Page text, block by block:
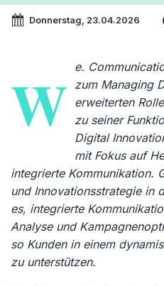
Donnerstag, 23.04.2026
W e.
zum Managing
erweiterten
zu seiner
Digital
mit Fokus auf
integrierte Kommunikation.
und Innovationsstrategie in
es, integrierte
Analyse und
so Kunden in einem
zu unterstützen.